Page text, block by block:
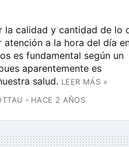
la calidad y cantidad de lo
atención a la hora del día
es fundamental según un
aparentemente es
salud. LEER MÁS »
HACE 2 AÑOS